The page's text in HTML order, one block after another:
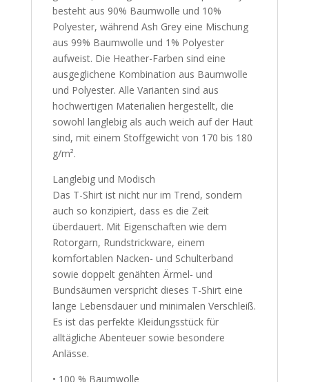
besteht aus 90% Baumwolle und 10%
Polyester, während Ash Grey eine Mischung
aus 99% Baumwolle und 1% Polyester
aufweist. Die Heather-Farben sind eine
ausgeglichene Kombination aus Baumwolle
und Polyester. Alle Varianten sind aus
hochwertigen Materialien hergestellt, die
sowohl langlebig als auch weich auf der Haut
sind, mit einem Stoffgewicht von 170 bis 180
g/m².
Langlebig und Modisch
Das T-Shirt ist nicht nur im Trend, sondern
auch so konzipiert, dass es die Zeit
überdauert. Mit Eigenschaften wie dem
Rotorgarn, Rundstrickware, einem
komfortablen Nacken- und Schulterband
sowie doppelt genähten Ärmel- und
Bundsäumen verspricht dieses T-Shirt eine
lange Lebensdauer und minimalen Verschleiß.
Es ist das perfekte Kleidungsstück für
alltägliche Abenteuer sowie besondere
Anlässe.
• 100 % Baumwolle